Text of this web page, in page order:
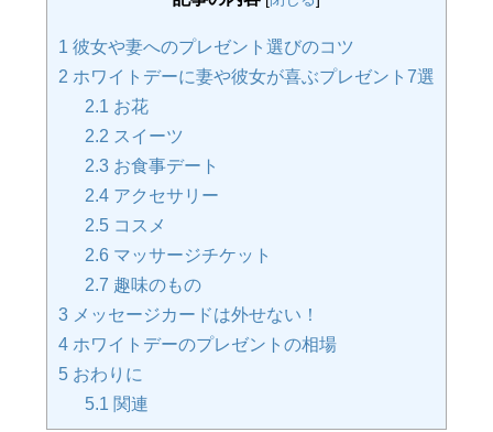
1 彼女や妻へのプレゼント選びのコツ
2 ホワイトデーに妻や彼女が喜ぶプレゼント7選
2.1 お花
2.2 スイーツ
2.3 お食事デート
2.4 アクセサリー
2.5 コスメ
2.6 マッサージチケット
2.7 趣味のもの
3 メッセージカードは外せない！
4 ホワイトデーのプレゼントの相場
5 おわりに
5.1 関連